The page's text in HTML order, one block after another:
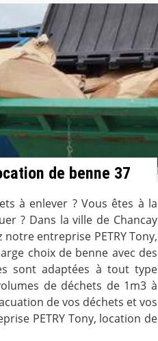
de benne 37
à enlever ? Vous êtes à la
? Dans la ville de Chancay
notre entreprise PETRY Tony,
choix de benne avec des
sont adaptées à tout type
de déchets de 1m3 à
de vos déchets et vos
PETRY Tony, location de